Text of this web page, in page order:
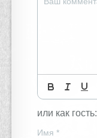
или как гость:
Имя *